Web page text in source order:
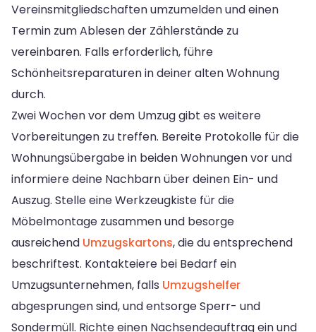
Vereinsmitgliedschaften umzumelden und einen
Termin zum Ablesen der Zählerstände zu
vereinbaren. Falls erforderlich, führe
Schönheitsreparaturen in deiner alten Wohnung
durch.
Zwei Wochen vor dem Umzug gibt es weitere
Vorbereitungen zu treffen. Bereite Protokolle für die
Wohnungsübergabe in beiden Wohnungen vor und
informiere deine Nachbarn über deinen Ein- und
Auszug. Stelle eine Werkzeugkiste für die
Möbelmontage zusammen und besorge
ausreichend Umzugskartons, die du entsprechend
beschriftest. Kontakteiere bei Bedarf ein
Umzugsunternehmen, falls Umzugshelfer
abgesprungen sind, und entsorge Sperr- und
Sondermüll. Richte einen Nachsendeauftrag ein und